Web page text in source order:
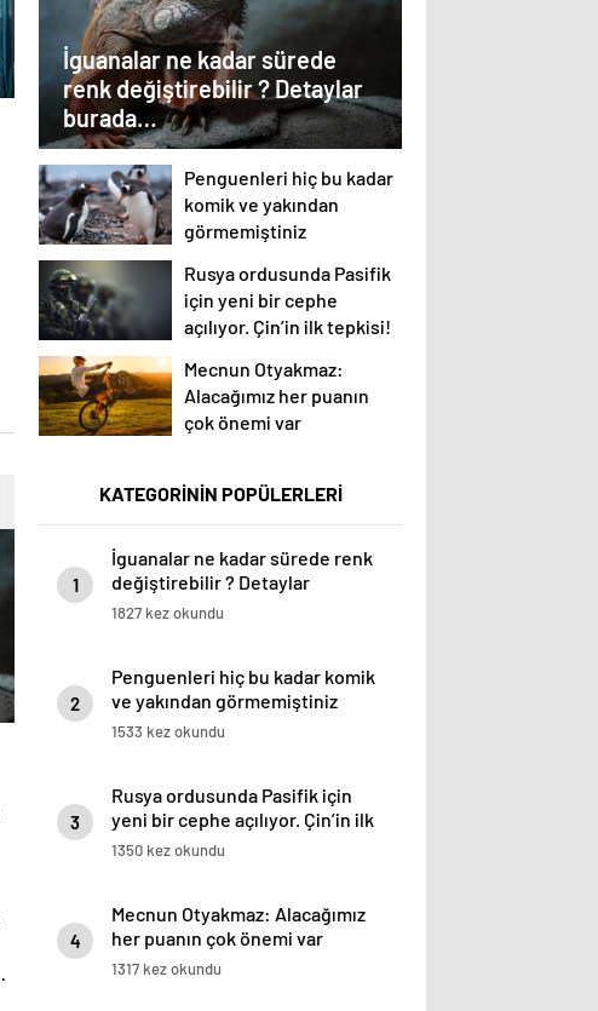
İguanalar ne kadar sürede
renk değiştirebilir ? Detaylar
burada…
Penguenleri hiç bu kadar
komik ve yakından
görmemiştiniz
Rusya ordusunda Pasifik
için yeni bir cephe
açılıyor. Çin’in ilk tepkisi!
Mecnun Otyakmaz:
Alacağımız her puanın
çok önemi var
KATEGORİNİN POPÜLERLERİ
1
İguanalar ne kadar sürede renk
değiştirebilir ? Detaylar
burada…
1827 kez okundu
2
Penguenleri hiç bu kadar komik
ve yakından görmemiştiniz
1533 kez okundu
3
Rusya ordusunda Pasifik için
yeni bir cephe açılıyor. Çin’in ilk
tepkisi!
1350 kez okundu
4
Mecnun Otyakmaz: Alacağımız
her puanın çok önemi var
1317 kez okundu